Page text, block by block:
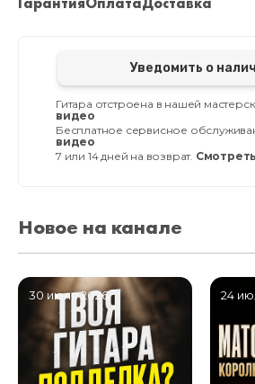
Уведомить о
Гитара отстроена в нашей
видео
Бесплатное сервисное
видео
7 или 14 дней на возврат.
Новое на канале
30 июля 2026 24